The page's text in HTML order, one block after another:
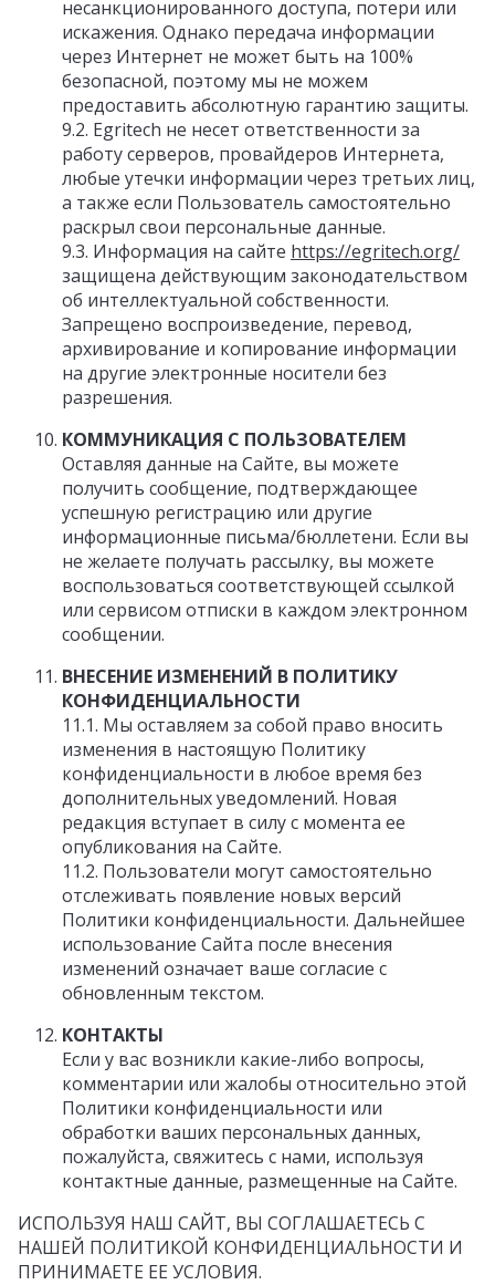
несанкционированного доступа, потери или
искажения. Однако передача информации
через Интернет не может быть на 100%
безопасной, поэтому мы не можем
предоставить абсолютную гарантию защиты.
9.2. Egritech не несет ответственности за
работу серверов, провайдеров Интернета,
любые утечки информации через третьих лиц,
а также если Пользователь самостоятельно
раскрыл свои персональные данные.
9.3. Информация на сайте https://egritech.org/
защищена действующим законодательством
об интеллектуальной собственности.
Запрещено воспроизведение, перевод,
архивирование и копирование информации
на другие электронные носители без
разрешения.
КОММУНИКАЦИЯ С ПОЛЬЗОВАТЕЛЕМ
Оставляя данные на Сайте, вы можете
получить сообщение, подтверждающее
успешную регистрацию или другие
информационные письма/бюллетени. Если вы
не желаете получать рассылку, вы можете
воспользоваться соответствующей ссылкой
или сервисом отписки в каждом электронном
сообщении.
ВНЕСЕНИЕ ИЗМЕНЕНИЙ В ПОЛИТИКУ
КОНФИДЕНЦИАЛЬНОСТИ
11.1. Мы оставляем за собой право вносить
изменения в настоящую Политику
конфиденциальности в любое время без
дополнительных уведомлений. Новая
редакция вступает в силу с момента ее
опубликования на Сайте.
11.2. Пользователи могут самостоятельно
отслеживать появление новых версий
Политики конфиденциальности. Дальнейшее
использование Сайта после внесения
изменений означает ваше согласие с
обновленным текстом.
КОНТАКТЫ
Если у вас возникли какие-либо вопросы,
комментарии или жалобы относительно этой
Политики конфиденциальности или
обработки ваших персональных данных,
пожалуйста, свяжитесь с нами, используя
контактные данные, размещенные на Сайте.
ИСПОЛЬЗУЯ НАШ САЙТ, ВЫ СОГЛАШАЕТЕСЬ С
НАШЕЙ ПОЛИТИКОЙ КОНФИДЕНЦИАЛЬНОСТИ И
ПРИНИМАЕТЕ ЕЕ УСЛОВИЯ.